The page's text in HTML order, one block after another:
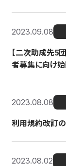
2023.09.08
【二次助成先5
者募集に向け
2023.08.08
利用規約改訂
2023.08.02